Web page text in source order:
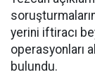
yerini iftiracı
operasyonları
bulundu.